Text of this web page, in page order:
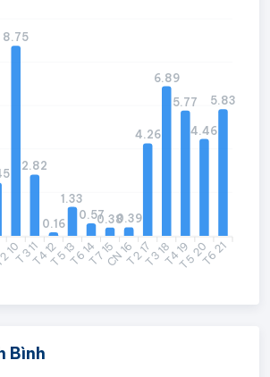
10T3 11T4 12T5 13T6 14T7 15CN 16T2 17T3 18T4 19T5 20T6 21
8.75
2.82
0.16
1.33
0.570.380.39
4.26
6.89
5.77
4.46
5.83
Bình